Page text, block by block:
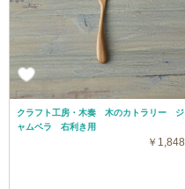
クラフト工房・木奏 木のカトラリー ジ
ャムベラ 右利き用
￥1,848